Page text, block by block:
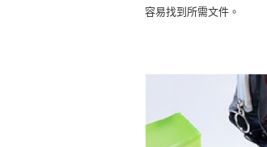
容易找到所需文件。